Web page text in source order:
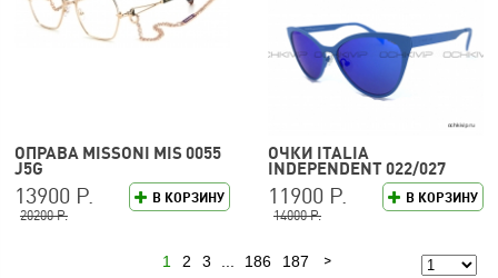
ОПРАВА MISSONI MIS 0055
J5G
В КОРЗИНУ
13900 Р.
20200 Р.
ОЧКИ ITALIA
INDEPENDENT 022/027
В КОРЗИНУ
11900 Р.
14000 Р.
1 2 3 186 187